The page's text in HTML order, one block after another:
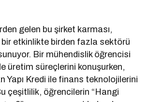
gelen bu şirket karması,
etkinlikte birden fazla sektörü
Bir mühendislik öğrencisi
üretim süreçlerini konuşurken,
Yapı Kredi ile finans teknolojilerini
çeşitlilik, öğrencilerin “Hangi